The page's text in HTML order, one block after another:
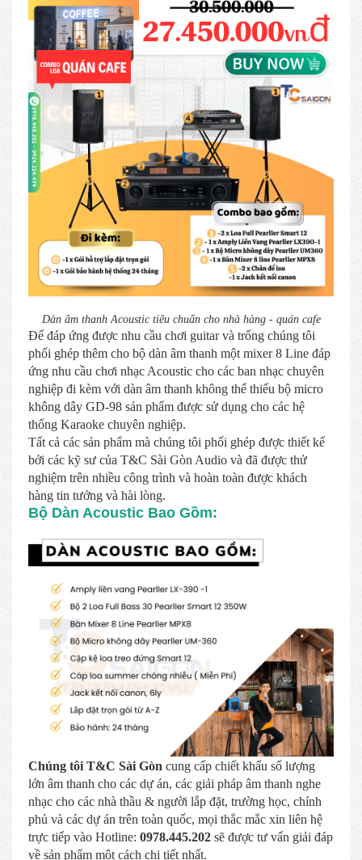
Dàn âm thanh Acoustic tiêu chuẩn cho nhà hàng - quán cafe
Để đáp ứng được nhu cầu chơi guitar và trống chúng tôi
phối ghép thêm cho bộ dàn âm thanh một mixer 8 Line đáp
ứng nhu cầu chơi nhạc Acoustic cho các ban nhạc chuyên
nghiệp đi kèm với dàn âm thanh không thể thiếu bộ micro
không dây GD-98 sản phẩm được sử dụng cho các hệ
thống Karaoke chuyên nghiệp.
Tất cả các sản phẩm mà chúng tôi phối ghép được thiết kế
bởi các kỹ sư của T&C Sài Gòn Audio và đã được thử
nghiệm trên nhiều công trình và hoàn toàn được khách
hàng tin tưởng và hài lòng.
Bộ Dàn Acoustic Bao Gồm:
Chúng tôi T&C Sài Gòn cung cấp chiết khấu số lượng
lớn âm thanh cho các dự án, các giải pháp âm thanh nghe
nhạc cho các nhà thầu & người lắp đặt, trường học, chính
phủ và các dự án trên toàn quốc, mọi thắc mắc xin liên hệ
trực tiếp vào Hotline: 0978.445.202 sẽ được tư vấn giải đáp
về sản phẩm một cách chi tiết nhất.